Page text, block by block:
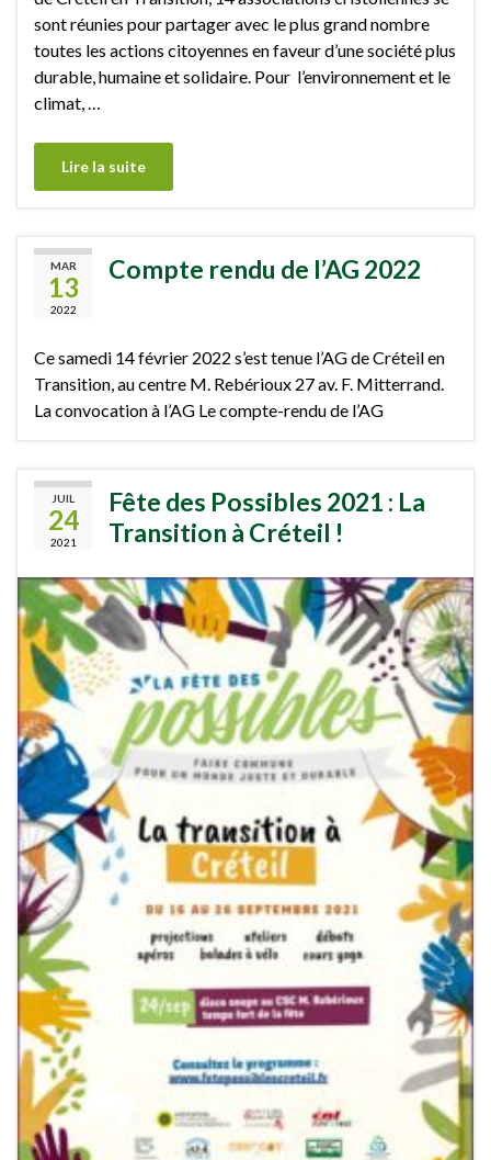
sont réunies pour partager avec le plus grand nombre
toutes les actions citoyennes en faveur d’une société plus
durable, humaine et solidaire. Pour l’environnement et le
climat, …
Lire la suite
MAR
13
2022
Compte rendu de l’AG 2022
Ce samedi 14 février 2022 s’est tenue l’AG de Créteil en
Transition, au centre M. Rebérioux 27 av. F. Mitterrand.
La convocation à l’AG Le compte-rendu de l’AG
JUIL
24
2021
Fête des Possibles 2021 : La
Transition à Créteil !